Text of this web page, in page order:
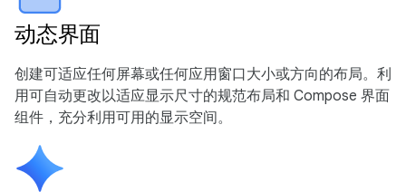
动态界面
创建可适应任何屏幕或任何应用窗口大小或方向的布局。利
用可自动更改以适应显示尺寸的规范布局和 Compose 界面
组件，充分利用可用的显示空间。